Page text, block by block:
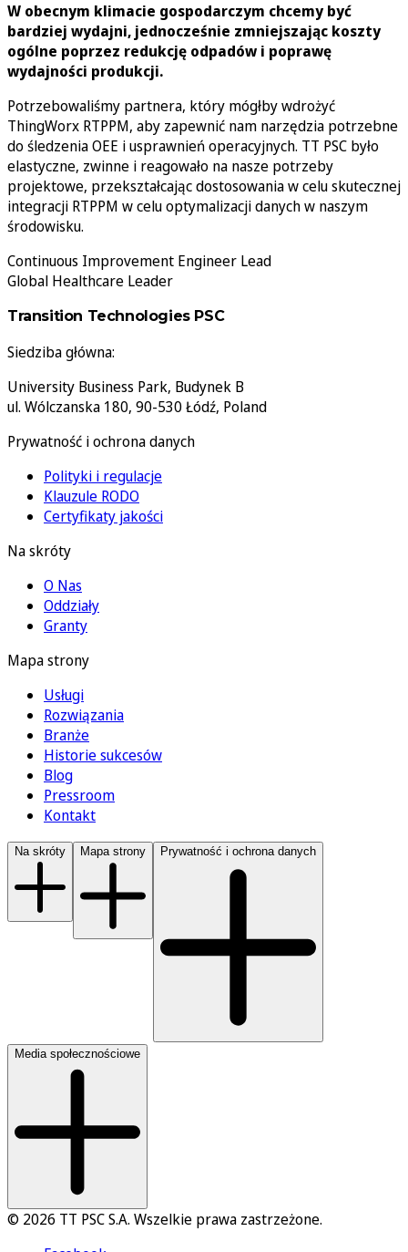
W obecnym klimacie gospodarczym chcemy być
bardziej wydajni, jednocześnie zmniejszając koszty
ogólne poprzez redukcję odpadów i poprawę
wydajności produkcji.
Potrzebowaliśmy partnera, który mógłby wdrożyć
ThingWorx RTPPM, aby zapewnić nam narzędzia potrzebne
do śledzenia OEE i usprawnień operacyjnych. TT PSC było
elastyczne, zwinne i reagowało na nasze potrzeby
projektowe, przekształcając dostosowania w celu skutecznej
integracji RTPPM w celu optymalizacji danych w naszym
środowisku.
Continuous Improvement Engineer Lead
Global Healthcare Leader
Transition Technologies PSC
Siedziba główna:
University Business Park, Budynek B
ul. Wólczanska 180, 90-530 Łódź, Poland
Prywatność i ochrona danych
Polityki i regulacje
Klauzule RODO
Certyfikaty jakości
Na skróty
O Nas
Oddziały
Granty
Mapa strony
Usługi
Rozwiązania
Branże
Historie sukcesów
Blog
Pressroom
Kontakt
Na skróty Mapa strony Prywatność i ochrona danych
Media społecznościowe
© 2026 TT PSC S.A. Wszelkie prawa zastrzeżone.